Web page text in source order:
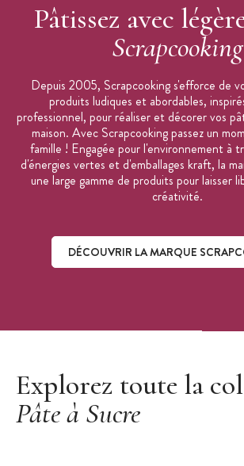
Pâtissez avec
Scrapcooking
Depuis 2005, Scrapcooking s'efforce de
produits ludiques et abordables,
professionnel, pour réaliser et décorer vos
maison. Avec Scrapcooking passez un
famille ! Engagée pour l'environnement à
d'énergies vertes et d'emballages kraft, la
une large gamme de produits pour laisser
créativité.
DÉCOUVRIR LA MARQUE
Explorez toute la
Pâte à Sucre